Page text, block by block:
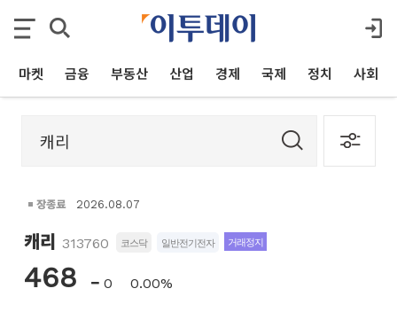
마켓 금융 부동산 산업 경제 국제 정치 사회
장종료 2026.08.07
캐리 313760 코스닥 일반전기전자 거래정지
468 0 0.00%